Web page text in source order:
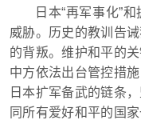
日本“再军事化”
威胁。历史的教训告
的背叛。维护和平的
中方依法出台管控措
日本扩军备武的链条
同所有爱好和平的国